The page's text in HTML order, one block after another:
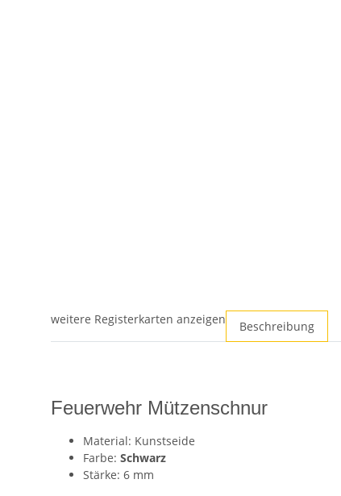
weitere Registerkarten anzeigen Beschreibung
Feuerwehr Mützenschnur
Material: Kunstseide
Farbe: Schwarz
Stärke: 6 mm